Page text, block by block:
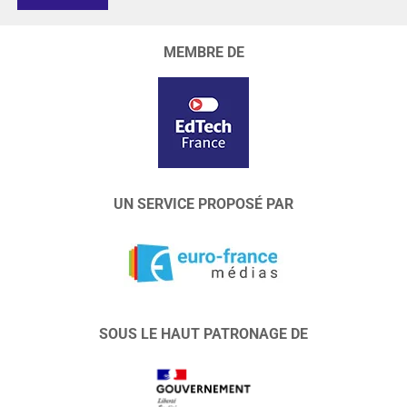
MEMBRE DE
UN SERVICE PROPOSÉ PAR
SOUS LE HAUT PATRONAGE DE